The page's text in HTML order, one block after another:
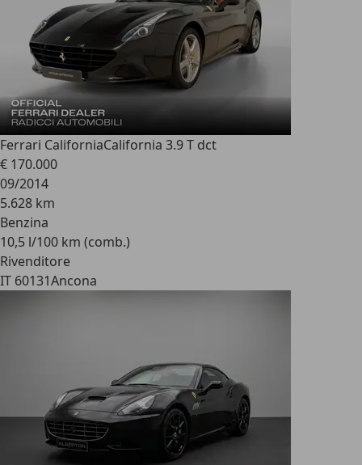
Ferrari CaliforniaCalifornia 3.9 T dct
€ 170.000
09/2014
5.628 km
Benzina
10,5 l/100 km (comb.)
Rivenditore
IT 60131Ancona